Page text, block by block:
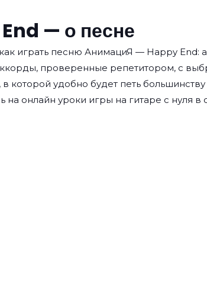
— о песне
играть песню АнимациЯ — Happy End:
проверенные репетитором, с
в которой удобно будет петь большинству
на онлайн уроки игры на гитаре с нуля в